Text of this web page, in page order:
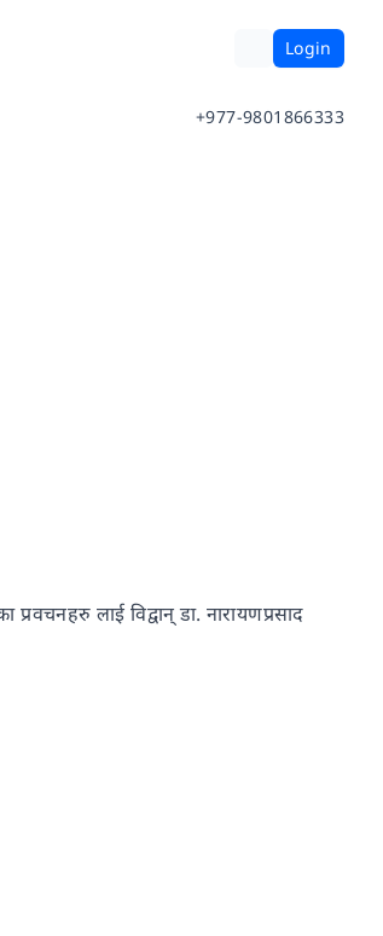
Login
+977-9801866333
लाई विद्वान् डा. नारायणप्रसाद